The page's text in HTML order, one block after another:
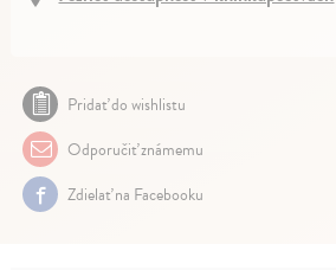
Pridať do wishlistu
Odporučiť známemu
Zdielať na Facebooku